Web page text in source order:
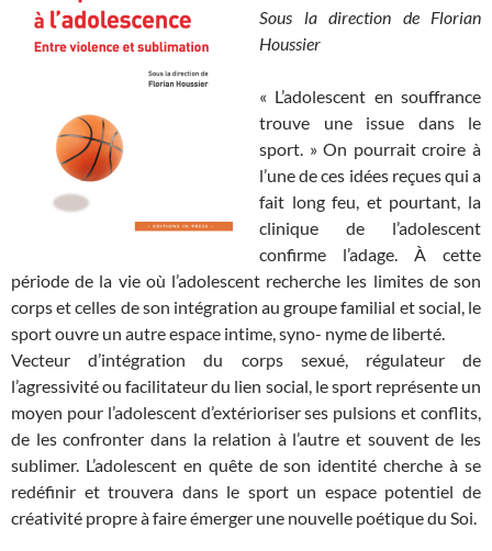
Sous la direction de Florian
Houssier
« L’adolescent en souffrance
trouve une issue dans le
sport. » On pourrait croire à
l’une de ces idées reçues qui a
fait long feu, et pourtant, la
clinique de l’adolescent
confirme l’adage. À cette
période de la vie où l’adolescent recherche les limites de son
corps et celles de son intégration au groupe familial et social, le
sport ouvre un autre espace intime, syno- nyme de liberté.
Vecteur d’intégration du corps sexué, régulateur de
l’agressivité ou facilitateur du lien social, le sport représente un
moyen pour l’adolescent d’extérioriser ses pulsions et conflits,
de les confronter dans la relation à l’autre et souvent de les
sublimer. L’adolescent en quête de son identité cherche à se
redéfinir et trouvera dans le sport un espace potentiel de
créativité propre à faire émerger une nouvelle poétique du Soi.